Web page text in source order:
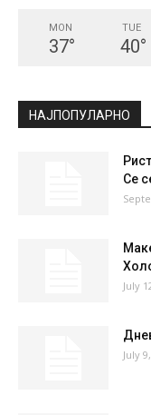
MON
37°
TUE
40°
НАЈПОПУЛАРНО
Се
July
July